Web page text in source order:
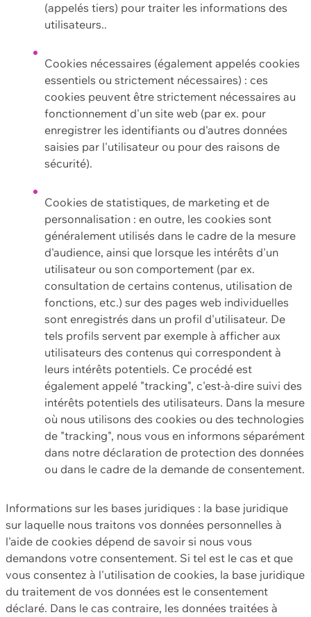
(appelés tiers) pour traiter les informations des
utilisateurs..
Cookies nécessaires (également appelés cookies
essentiels ou strictement nécessaires) : ces
cookies peuvent être strictement nécessaires au
fonctionnement d'un site web (par ex. pour
enregistrer les identifiants ou d'autres données
saisies par l'utilisateur ou pour des raisons de
sécurité).
Cookies de statistiques, de marketing et de
personnalisation : en outre, les cookies sont
généralement utilisés dans le cadre de la mesure
d'audience, ainsi que lorsque les intérêts d'un
utilisateur ou son comportement (par ex.
consultation de certains contenus, utilisation de
fonctions, etc.) sur des pages web individuelles
sont enregistrés dans un profil d'utilisateur. De
tels profils servent par exemple à afficher aux
utilisateurs des contenus qui correspondent à
leurs intérêts potentiels. Ce procédé est
également appelé "tracking", c'est-à-dire suivi des
intérêts potentiels des utilisateurs. Dans la mesure
où nous utilisons des cookies ou des technologies
de "tracking", nous vous en informons séparément
dans notre déclaration de protection des données
ou dans le cadre de la demande de consentement.
Informations sur les bases juridiques : la base juridique
sur laquelle nous traitons vos données personnelles à
l'aide de cookies dépend de savoir si nous vous
demandons votre consentement. Si tel est le cas et que
vous consentez à l'utilisation de cookies, la base juridique
du traitement de vos données est le consentement
déclaré. Dans le cas contraire, les données traitées à